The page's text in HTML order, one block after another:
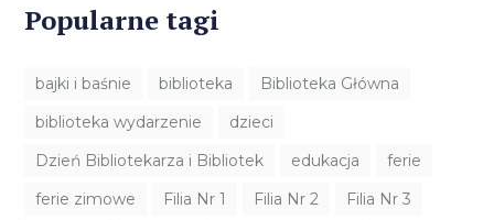
Popularne tagi
bajki i baśnie biblioteka
Biblioteka Główna
biblioteka wydarzenie
dzieci
Dzień Bibliotekarza i Bibliotek
edukacja
ferie
ferie zimowe
Filia Nr 1 Filia Nr 2
Filia Nr 3